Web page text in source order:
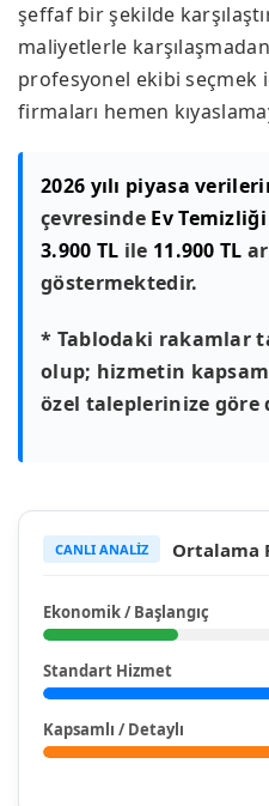
şeffaf bir şekilde
maliyetlerle
profesyonel ekibi seçmek
firmaları hemen
2026 yılı piyasa
çevresinde Ev Temizliği
3.900 TL ile 11.900 TL
göstermektedir.
* Tablodaki rakamlar
olup; hizmetin
özel taleplerinize
CANLI ANALİZ Ortalama
Ekonomik / Başlangıç
Standart Hizmet
Kapsamlı / Detaylı